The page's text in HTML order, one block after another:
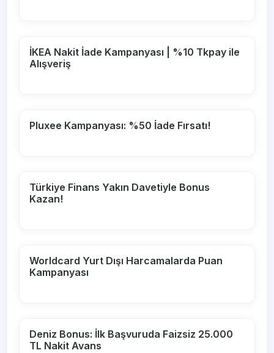
İKEA Nakit İade Kampanyası | %10 Tkpay ile
Alışveriş
Pluxee Kampanyası: %50 İade Fırsatı!
Türkiye Finans Yakın Davetiyle Bonus
Kazan!
Worldcard Yurt Dışı Harcamalarda Puan
Kampanyası
Deniz Bonus: İlk Başvuruda Faizsiz 25.000
TL Nakit Avans